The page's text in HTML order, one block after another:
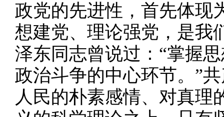
政党的先进性，首先体现
想建党、理论强党，是我
泽东同志曾说过：“掌握
政治斗争的中心环节。”
人民的朴素感情、对真理